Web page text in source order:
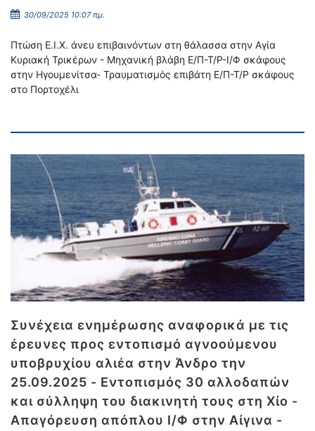
30/09/2025 10:07 πμ.
Πτώση Ε.Ι.Χ. άνευ επιβαινόντων στη θάλασσα στην Αγία
Κυριακή Τρικέρων - Μηχανική βλάβη Ε/Π-Τ/Ρ-Ι/Φ σκάφους
στην Ηγουμενίτσα- Τραυματισμός επιβάτη Ε/Π-Τ/Ρ σκάφους
στο Πορτοχέλι
Συνέχεια ενημέρωσης αναφορικά με τις
έρευνες προς εντοπισμό αγνοούμενου
υποβρυχίου αλιέα στην Άνδρο την
25.09.2025 - Εντοπισμός 30 αλλοδαπών
και σύλληψη του διακινητή τους στη Χίο -
Απαγόρευση απόπλου Ι/Φ στην Αίγινα -